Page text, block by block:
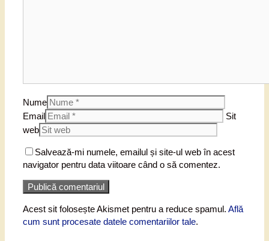
Nume
Email
Sit
web
Salvează-mi numele, emailul și site-ul web în acest
navigator pentru data viitoare când o să comentez.
Acest sit folosește Akismet pentru a reduce spamul. Află
cum sunt procesate datele comentariilor tale.